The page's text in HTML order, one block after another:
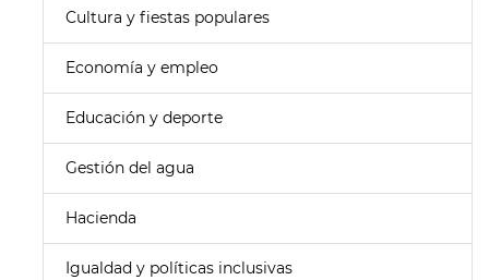
Cultura y fiestas populares
Economía y empleo
Educación y deporte
Gestión del agua
Hacienda
Igualdad y políticas inclusivas